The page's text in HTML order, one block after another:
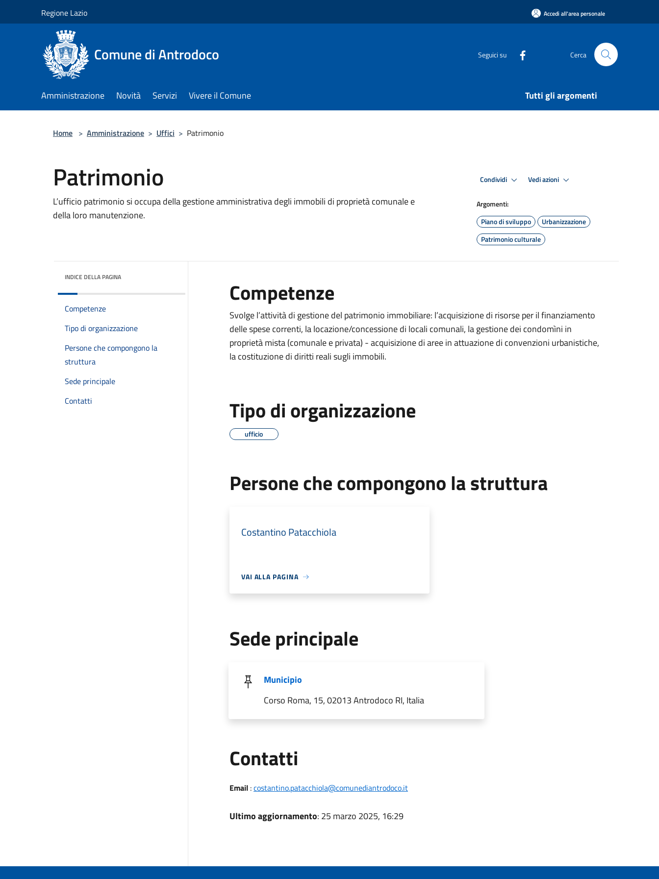
Regione Lazio Accedi all'area personale
Comune di Antrodoco Seguici su Cerca
Amministrazione Novità Servizi Vivere il Comune Tutti gli argomenti
Home > Amministrazione > Uffici > Patrimonio
Patrimonio
L’ufficio patrimonio si occupa della gestione amministrativa degli immobili di proprietà comunale e
della loro manutenzione.
Condividi Vedi azioni
Argomenti:
Piano di sviluppo
Urbanizzazione
Patrimonio culturale
INDICE DELLA PAGINA
Competenze
Tipo di organizzazione
Persone che compongono la
struttura
Sede principale
Contatti
Competenze
Svolge l’attività di gestione del patrimonio immobiliare: l’acquisizione di risorse per il finanziamento
delle spese correnti, la locazione/concessione di locali comunali, la gestione dei condomìni in
proprietà mista (comunale e privata) - acquisizione di aree in attuazione di convenzioni urbanistiche,
la costituzione di diritti reali sugli immobili.
Tipo di organizzazione
ufficio
Persone che compongono la struttura
Costantino Patacchiola
VAI ALLA PAGINA
Sede principale
Municipio
Corso Roma, 15, 02013 Antrodoco RI, Italia
Contatti
Email:costantino.patacchiola@comunediantrodoco.it
Ultimo aggiornamento: 25 marzo 2025, 16:29